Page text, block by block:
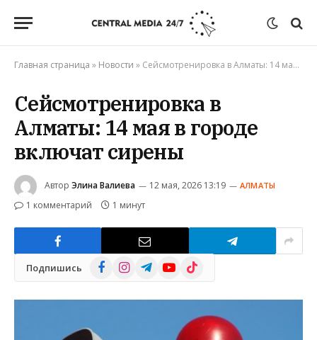
Главная страница » Новости » Сейсмотренировка в Алматы: 14 мая в городе включат сирены
Сейсмотренировка в
Алматы: 14 мая в городе
включат сирены
Автор Элина Валиева 12 мая, 2026 13:19 АЛМАТЫ
1 комментарий 1 минут
Подпишись FacebookInstagramTelegramYouTube
TikTok